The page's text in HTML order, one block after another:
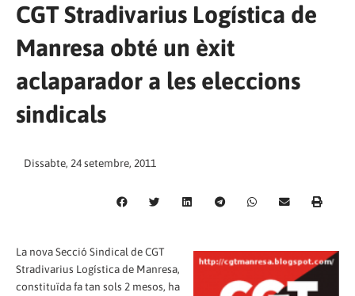
CGT Stradivarius Logística de
Manresa obté un èxit
aclaparador a les eleccions
sindicals
Dissabte, 24 setembre, 2011
La nova Secció Sindical de CGT
Stradivarius Logística de Manresa,
constituïda fa tan sols 2 mesos, ha